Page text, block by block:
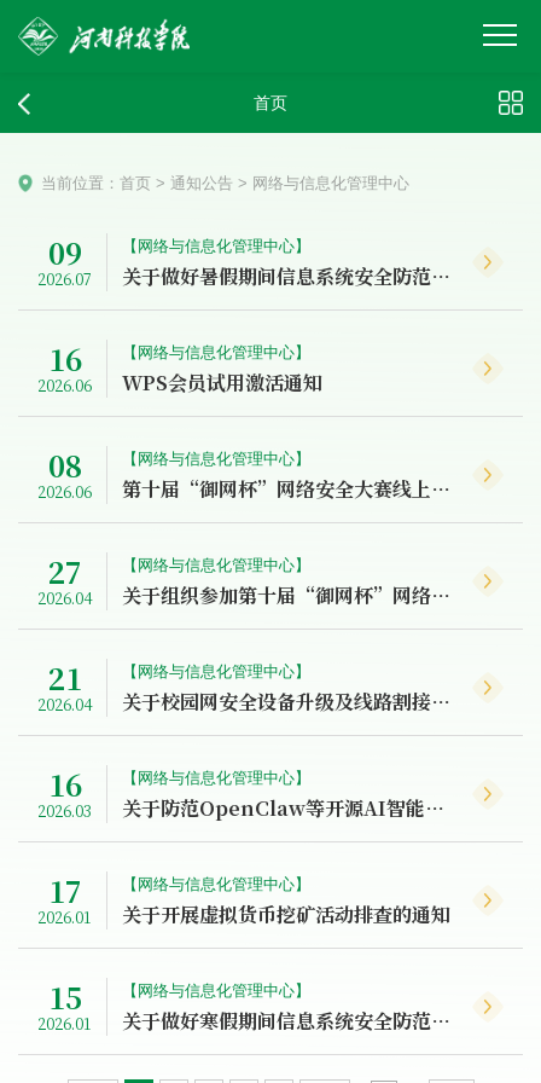
首页
当前位置：首页 > 通知公告 > 网络与信息化管理中心
09
2026.07
【网络与信息化管理中心】
关于做好暑假期间信息系统安全防范工作的通知
16
2026.06
【网络与信息化管理中心】
WPS会员试用激活通知
08
2026.06
【网络与信息化管理中心】
第十届“御网杯”网络安全大赛线上赛成绩公示
27
2026.04
【网络与信息化管理中心】
关于组织参加第十届“御网杯”网络安全大赛的通知
21
2026.04
【网络与信息化管理中心】
关于校园网安全设备升级及线路割接的通知
16
2026.03
【网络与信息化管理中心】
关于防范OpenClaw等开源AI智能体网络安全风险及安全使用的通知
17
2026.01
【网络与信息化管理中心】
关于开展虚拟货币挖矿活动排查的通知
15
2026.01
【网络与信息化管理中心】
关于做好寒假期间信息系统安全防范工作的通知